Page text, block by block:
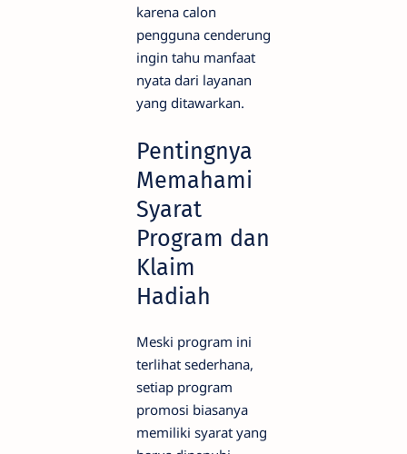
karena calon
pengguna cenderung
ingin tahu manfaat
nyata dari layanan
yang ditawarkan.
Pentingnya
Memahami
Syarat
Program dan
Klaim
Hadiah
Meski program ini
terlihat sederhana,
setiap program
promosi biasanya
memiliki syarat yang